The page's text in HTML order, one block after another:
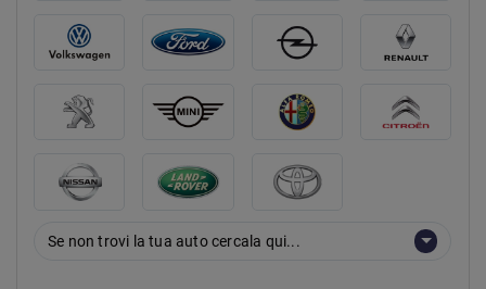
Se non trovi la tua auto cercala qui...